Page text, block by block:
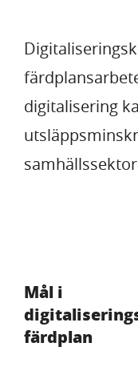
digitalisering
Mål i
färdplan